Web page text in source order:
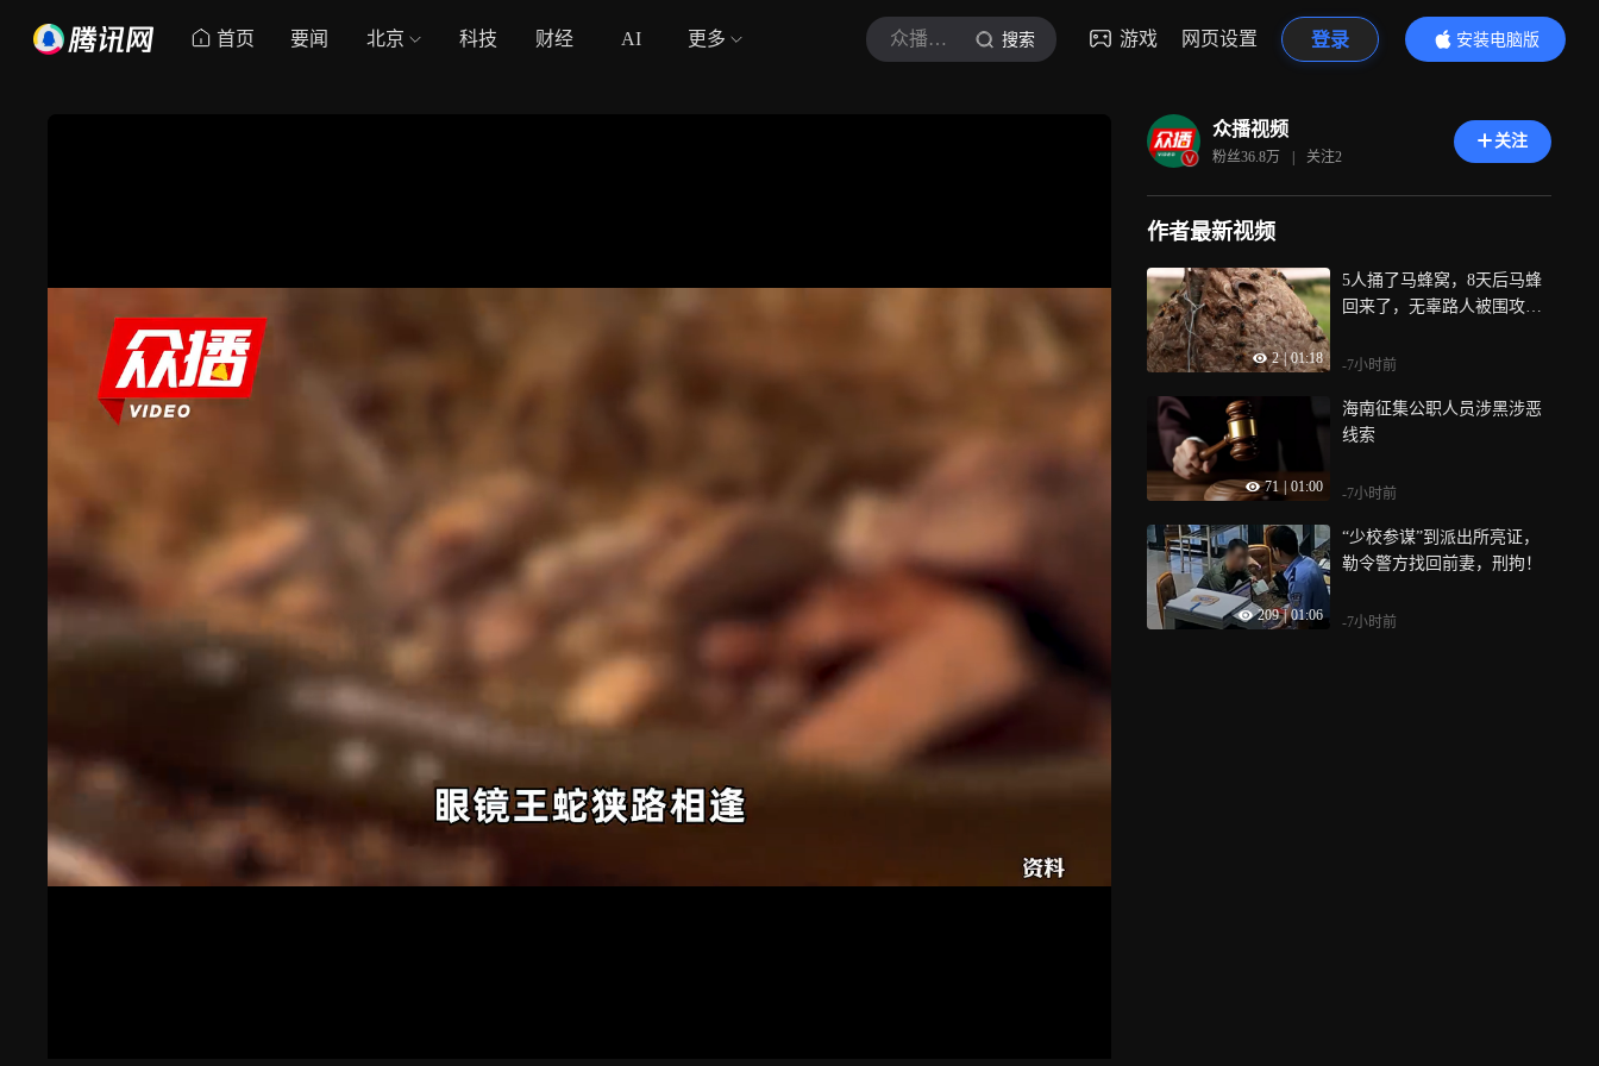
首页 要闻 北京 科技 财经 AI 更多 众播视频 搜索 游戏 网页设置 登录
安装电脑版
内容更精彩
众播视频
粉丝36.8万 | 关注2
关注
作者最新视频
2 | 01:18
5人捅了马蜂窝，8天后马蜂
回来了，无辜路人被围攻蛰
-7小时前
71 01:00
海南征集公职人员涉黑涉恶
线索
-7小时前
209 | 01:06
“少校参谋”到派出所亮证，
勒令警方找回前妻，刑拘！
-7小时前